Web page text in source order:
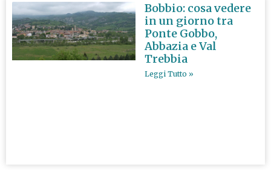
Bobbio: cosa vedere
in un giorno tra
Ponte Gobbo,
Abbazia e Val
Trebbia
Leggi Tutto »